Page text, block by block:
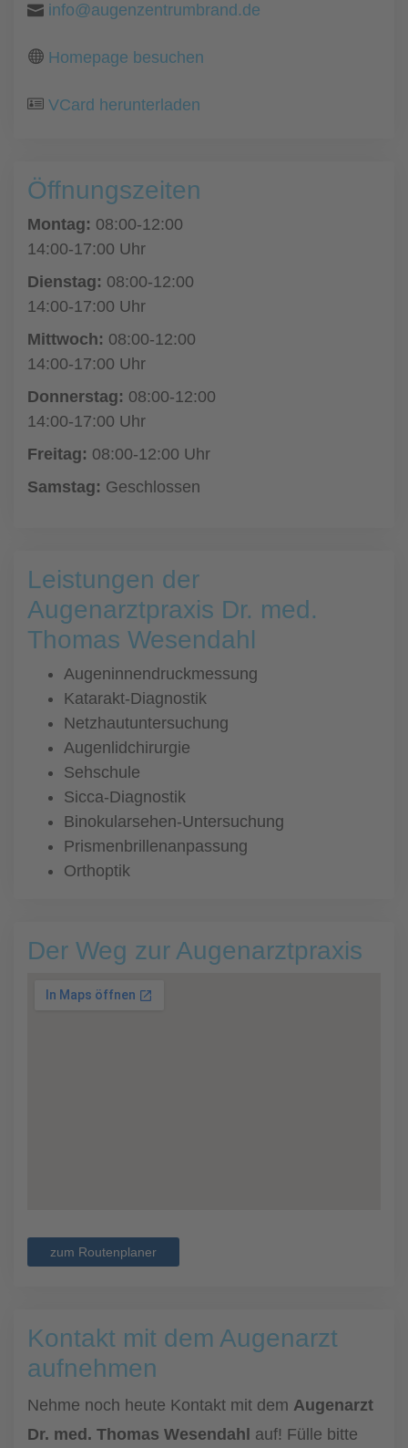
info@augenzentrumbrand.de
Homepage besuchen
VCard herunterladen
Öffnungszeiten
Montag: 08:00-12:00
14:00-17:00 Uhr
Dienstag: 08:00-12:00
14:00-17:00 Uhr
Mittwoch: 08:00-12:00
14:00-17:00 Uhr
Donnerstag: 08:00-12:00
14:00-17:00 Uhr
Freitag: 08:00-12:00 Uhr
Samstag: Geschlossen
Leistungen der
Augenarztpraxis Dr. med.
Thomas Wesendahl
Augeninnendruckmessung
Katarakt-Diagnostik
Netzhautuntersuchung
Augenlidchirurgie
Sehschule
Sicca-Diagnostik
Binokularsehen-Untersuchung
Prismenbrillenanpassung
Orthoptik
Der Weg zur Augenarztpraxis
zum Routenplaner
Kontakt mit dem Augenarzt
aufnehmen
Nehme noch heute Kontakt mit dem Augenarzt
Dr. med. Thomas Wesendahl auf! Fülle bitte